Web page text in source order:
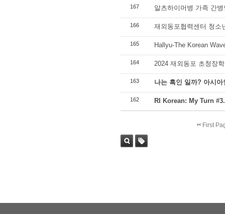
167 알츠하이머병 가족 간
166 재외동포협력센터 청소
165 Hallyu-The Korean
164 2024 재외동포 초청장
163 나는 흑인 일까? 아시아
162 RI Korean: My Turn
First